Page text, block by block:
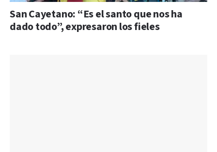
San Cayetano: “Es el santo que nos ha
dado todo”, expresaron los fieles